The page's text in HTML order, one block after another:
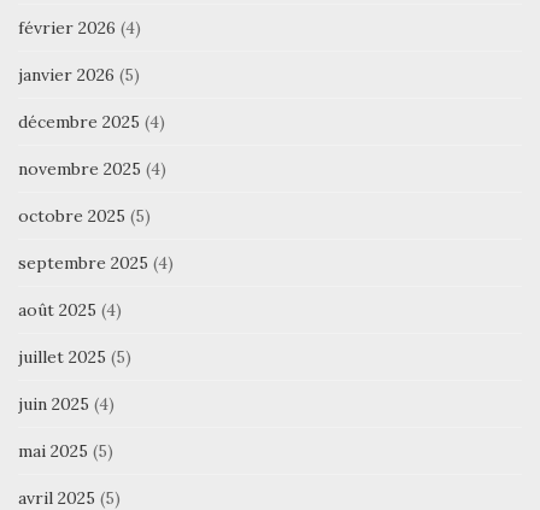
février 2026 (4)
janvier 2026 (5)
décembre 2025 (4)
novembre 2025 (4)
octobre 2025 (5)
septembre 2025 (4)
août 2025 (4)
juillet 2025 (5)
juin 2025 (4)
mai 2025 (5)
avril 2025 (5)